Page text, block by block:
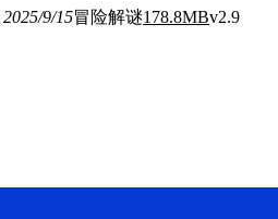
2025/9/15冒险解谜178.8MBv2.9